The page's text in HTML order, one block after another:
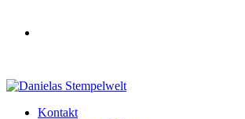
Kontakt